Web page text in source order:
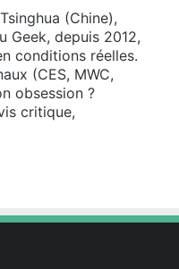
(Chine),
Geek, depuis 2012,
conditions réelles.
(CES, MWC,
obsession ?
critique,